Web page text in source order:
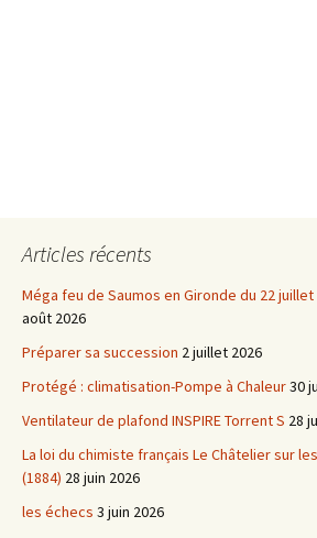
Articles récents
Méga feu de Saumos en Gironde du 22 juillet
août 2026
Préparer sa succession 2 juillet 2026
Protégé : climatisation-Pompe à Chaleur30
Ventilateur de plafond INSPIRE Torrent S 28
La loi du chimiste français Le Châtelier sur
(1884) 28 juin 2026
les échecs 3 juin 2026